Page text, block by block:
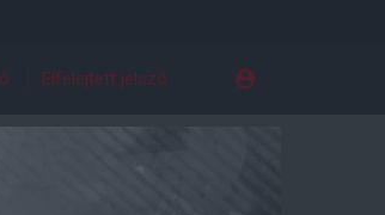
Elfelejtett jelszó